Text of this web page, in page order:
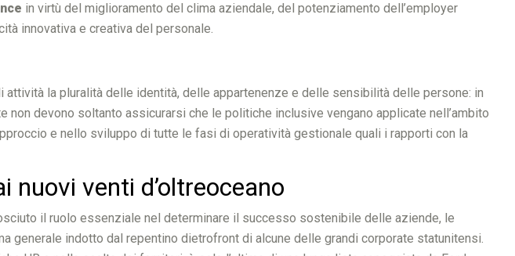
in virtù del miglioramento del clima aziendale, del potenziamento dell’employer
innovativa e creativa del personale.
la pluralità delle identità, delle appartenenze e delle sensibilità delle persone: in
devono soltanto assicurarsi che le politiche inclusive vengano applicate nell’ambito
e nello sviluppo di tutte le fasi di operatività gestionale quali i rapporti con la
venti d’oltreoceano
il ruolo essenziale nel determinare il successo sostenibile delle aziende, le
indotto dal repentino dietrofront di alcune delle grandi corporate statunitensi.